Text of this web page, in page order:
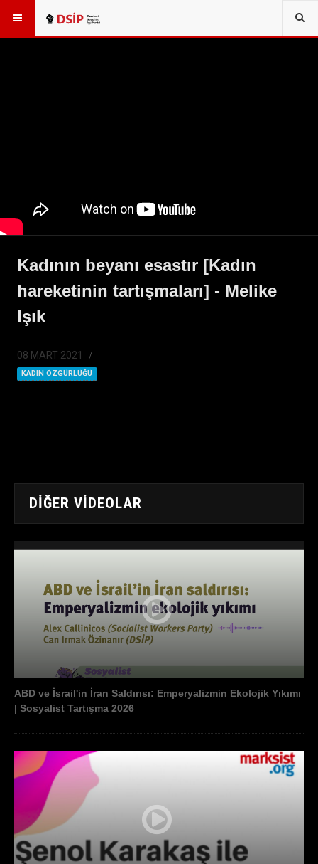
Kadının beyanı esastır [Kadın
hareketinin tartışmaları] - Melike
Işık
08 MART 2021
KADIN ÖZGÜRLÜĞÜ
DIĞER VIDEOLAR
ABD ve İsrail'in İran Saldırısı: Emperyalizmin Ekolojik Yıkımı
| Sosyalist Tartışma 2026